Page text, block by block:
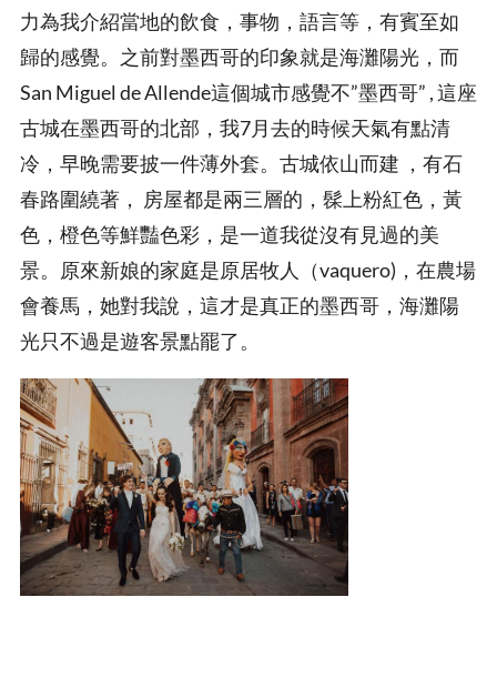
力為我介紹當地的飲食，事物，語言等，有賓至如
歸的感覺。之前對墨西哥的印象就是海灘陽光，而
San Miguel de Allende這個城市感覺不”墨西哥” , 這座
古城在墨西哥的北部，我7月去的時候天氣有點清
冷，早晚需要披一件薄外套。古城依山而建 ，有石
春路圍繞著， 房屋都是兩三層的，髹上粉紅色，黃
色，橙色等鮮豔色彩，是一道我從沒有見過的美
景。原來新娘的家庭是原居牧人（vaquero)，在農場
會養馬，她對我說，這才是真正的墨西哥，海灘陽
光只不過是遊客景點罷了。